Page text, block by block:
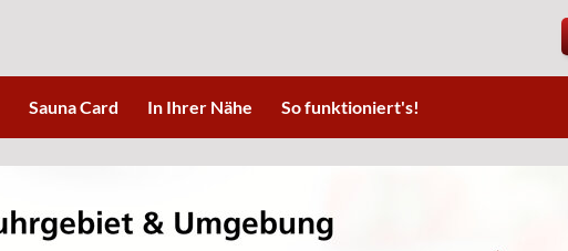
Sauna Card In Ihrer Nähe So funktioniert's!